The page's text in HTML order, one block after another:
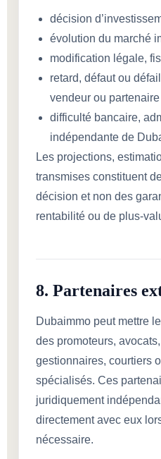
décision
évolution du marché
modification légale,
retard, défaut ou
vendeur ou partenaire
difficulté bancaire,
indépendante de
Les projections,
transmises constituent
décision et non des
rentabilité ou de plus-
8. Partenaires
Dubaimmo peut mettre
des promoteurs,
gestionnaires, courtiers
spécialisés. Ces
juridiquement
directement avec eux
nécessaire.